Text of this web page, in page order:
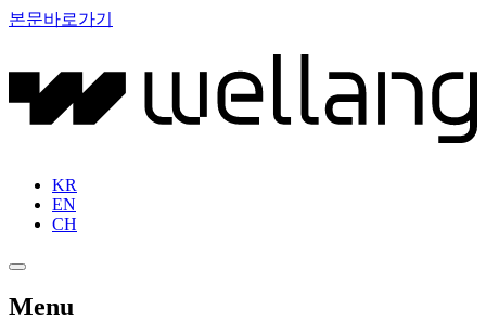
본문바로가기
KR
EN
CH
Menu